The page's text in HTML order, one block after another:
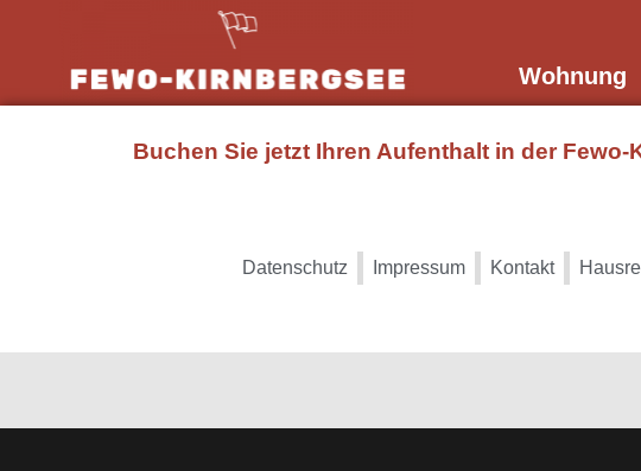
Wohnung
Buchen Sie jetzt Ihren Aufenthalt in der Fewo-
Datenschutz Impressum Kontakt